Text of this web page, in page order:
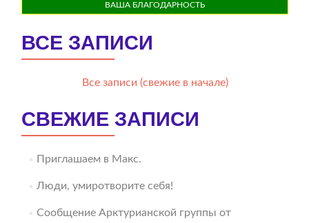
ВАША БЛАГОДАРНОСТЬ
ВСЕ ЗАПИСИ
Все записи (свежие в начале)
СВЕЖИЕ ЗАПИСИ
Приглашаем в Макс.
Люди, умиротворите себя!
Сообщение Арктурианской группы от